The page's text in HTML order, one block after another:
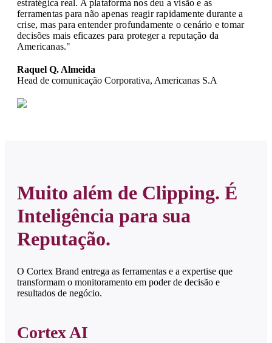
estratégica real. A plataforma nos deu a visão e as
ferramentas para não apenas reagir rapidamente durante a
crise, mas para entender profundamente o cenário e tomar
decisões mais eficazes para proteger a reputação da
Americanas."
Raquel Q. Almeida
Head de comunicação Corporativa, Americanas S.A
Muito além de Clipping. É
Inteligência para sua
Reputação.
O Cortex Brand entrega as ferramentas e a expertise que
transformam o monitoramento em poder de decisão e
resultados de negócio.
Cortex AI